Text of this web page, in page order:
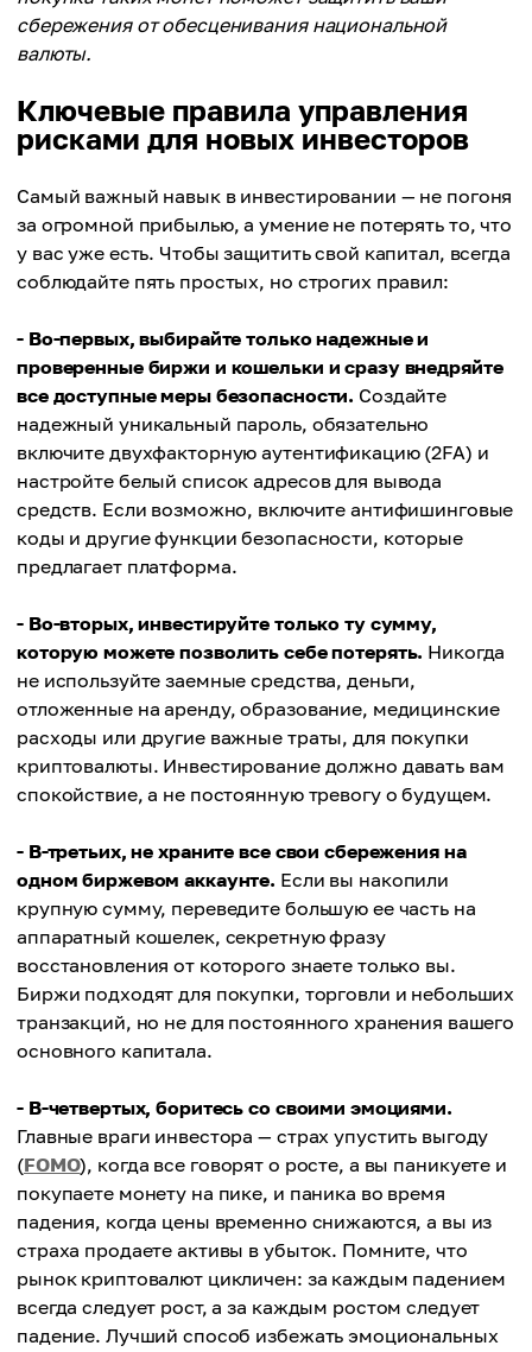
сбережения от обесценивания национальной
валюты.
Ключевые правила управления
рисками для новых инвесторов
Самый важный навык в инвестировании — не погоня
за огромной прибылью, а умение не потерять то, что
у вас уже есть. Чтобы защитить свой капитал, всегда
соблюдайте пять простых, но строгих правил:
- Во-первых, выбирайте только надежные и
проверенные биржи и кошельки и сразу внедряйте
все доступные меры безопасности. Создайте
надежный уникальный пароль, обязательно
включите двухфакторную аутентификацию (2FA) и
настройте белый список адресов для вывода
средств. Если возможно, включите антифишинговые
коды и другие функции безопасности, которые
предлагает платформа.
- Во-вторых, инвестируйте только ту сумму,
которую можете позволить себе потерять. Никогда
не используйте заемные средства, деньги,
отложенные на аренду, образование, медицинские
расходы или другие важные траты, для покупки
криптовалюты. Инвестирование должно давать вам
спокойствие, а не постоянную тревогу о будущем.
- В-третьих, не храните все свои сбережения на
одном биржевом аккаунте. Если вы накопили
крупную сумму, переведите большую ее часть на
аппаратный кошелек, секретную фразу
восстановления от которого знаете только вы.
Биржи подходят для покупки, торговли и небольших
транзакций, но не для постоянного хранения вашего
основного капитала.
- В-четвертых, боритесь со своими эмоциями.
Главные враги инвестора — страх упустить выгоду
(FOMO), когда все говорят о росте, а вы паникуете и
покупаете монету на пике, и паника во время
падения, когда цены временно снижаются, а вы из
страха продаете активы в убыток. Помните, что
рынок криптовалют цикличен: за каждым падением
всегда следует рост, а за каждым ростом следует
падение. Лучший способ избежать эмоциональных